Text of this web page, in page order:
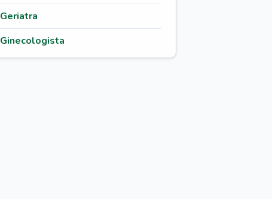
Geriatra
Ginecologista